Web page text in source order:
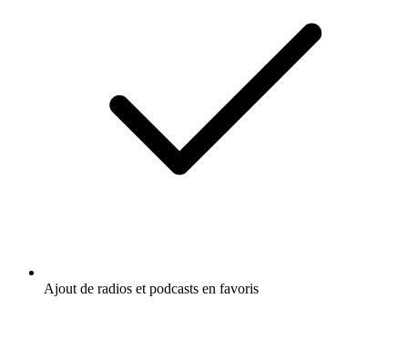
Ajout de radios et podcasts en favoris